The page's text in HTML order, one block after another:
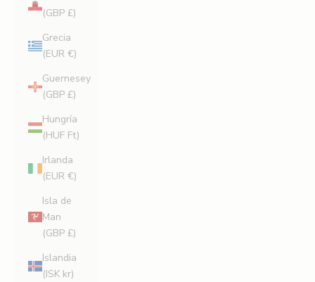
(GBP £)
Grecia
(EUR €)
Guernesey
(GBP £)
Hungría
(HUF Ft)
Irlanda
(EUR €)
Isla de
Man
(GBP £)
Islandia
(ISK kr)